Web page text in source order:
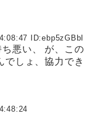
ID:ebp5zGBbI
悪い、 が、この
でしょ、協力でき